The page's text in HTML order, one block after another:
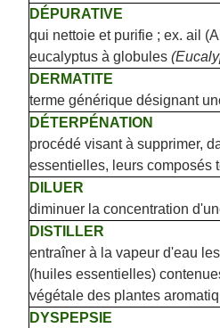
DÉPURATIVE
qui nettoie et purifie ; ex. ail
eucalyptus à globules
DERMATITE
terme générique désignant
DÉTERPÉNATION
procédé visant à supprimer,
essentielles, leurs composés
DILUER
diminuer la concentration
DISTILLER
entraîner à la vapeur d'eau
(huiles essentielles)
végétale des plantes
DYSPEPSIE